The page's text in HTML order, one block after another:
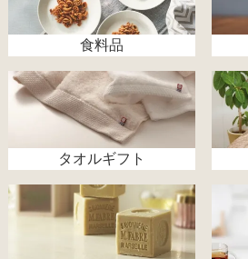
食料品
タオルギフト